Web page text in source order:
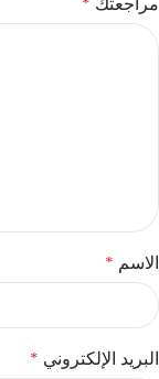
الاسم *
البريد الإلكتروني *